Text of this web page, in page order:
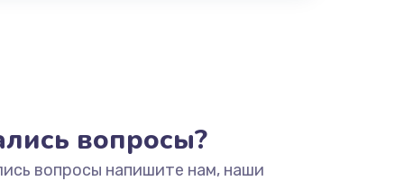
вопросы?
вопросы напишите нам, наши